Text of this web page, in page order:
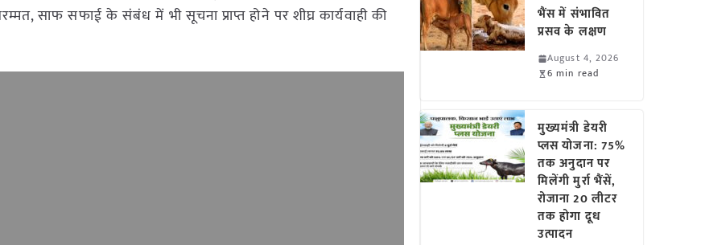
साफ सफाई के संबंध में भी सूचना प्राप्त होने पर शीघ्र कार्यवाही की
भैंस में संभावित
प्रसव के लक्षण
August 4, 2026
6 min read
मुख्यमंत्री डेयरी
प्लस योजना: 75%
तक अनुदान पर
मिलेंगी मुर्रा भैंसें,
रोजाना 20 लीटर
तक होगा दूध
उत्पादन